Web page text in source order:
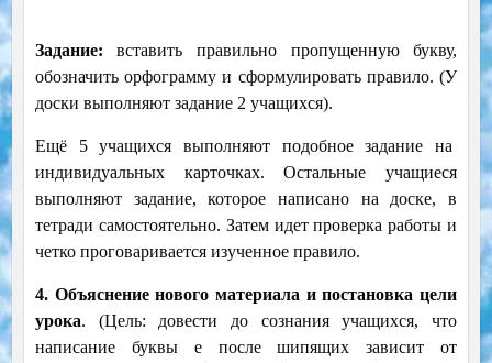
Задание: вставить правильно пропущенную букву,
обозначить орфограмму и сформулировать правило. (У
доски выполняют задание 2 учащихся).
Ещё 5 учащихся выполняют подобное задание на
индивидуальных карточках. Остальные учащиеся
выполняют задание, которое написано на доске, в
тетради самостоятельно. Затем идет проверка работы и
четко проговаривается изученное правило.
4. Объяснение нового материала и постановка цели
урока. (Цель: довести до сознания учащихся, что
написание буквы е после шипящих зависит от